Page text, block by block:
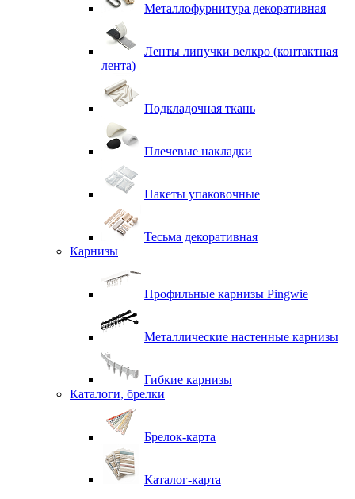
Металлофурнитура декоративная
Ленты липучки велкро (контактная
лента)
Подкладочная ткань
Плечевые накладки
Пакеты упаковочные
Тесьма декоративная
Карнизы
Профильные карнизы Pingwie
Металлические настенные карнизы
Гибкие карнизы
Каталоги, брелки
Брелок-карта
Каталог-карта